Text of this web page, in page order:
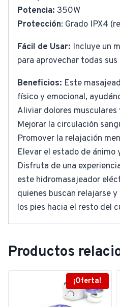
Potencia: 350W
Protección: Grado IPX4
Fácil de Usar: Incluye un
para aprovechar todas
Beneficios: Este
físico y emocional,
Aliviar dolores
Mejorar la circulación
Promover la relajación
Elevar el estado de ánimo
Disfruta de una
este hidromasajeador
quienes buscan relajarse
los pies hacia el resto del
Productos
¡Oferta!